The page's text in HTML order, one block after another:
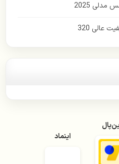
2025
عالی 320
اینماد